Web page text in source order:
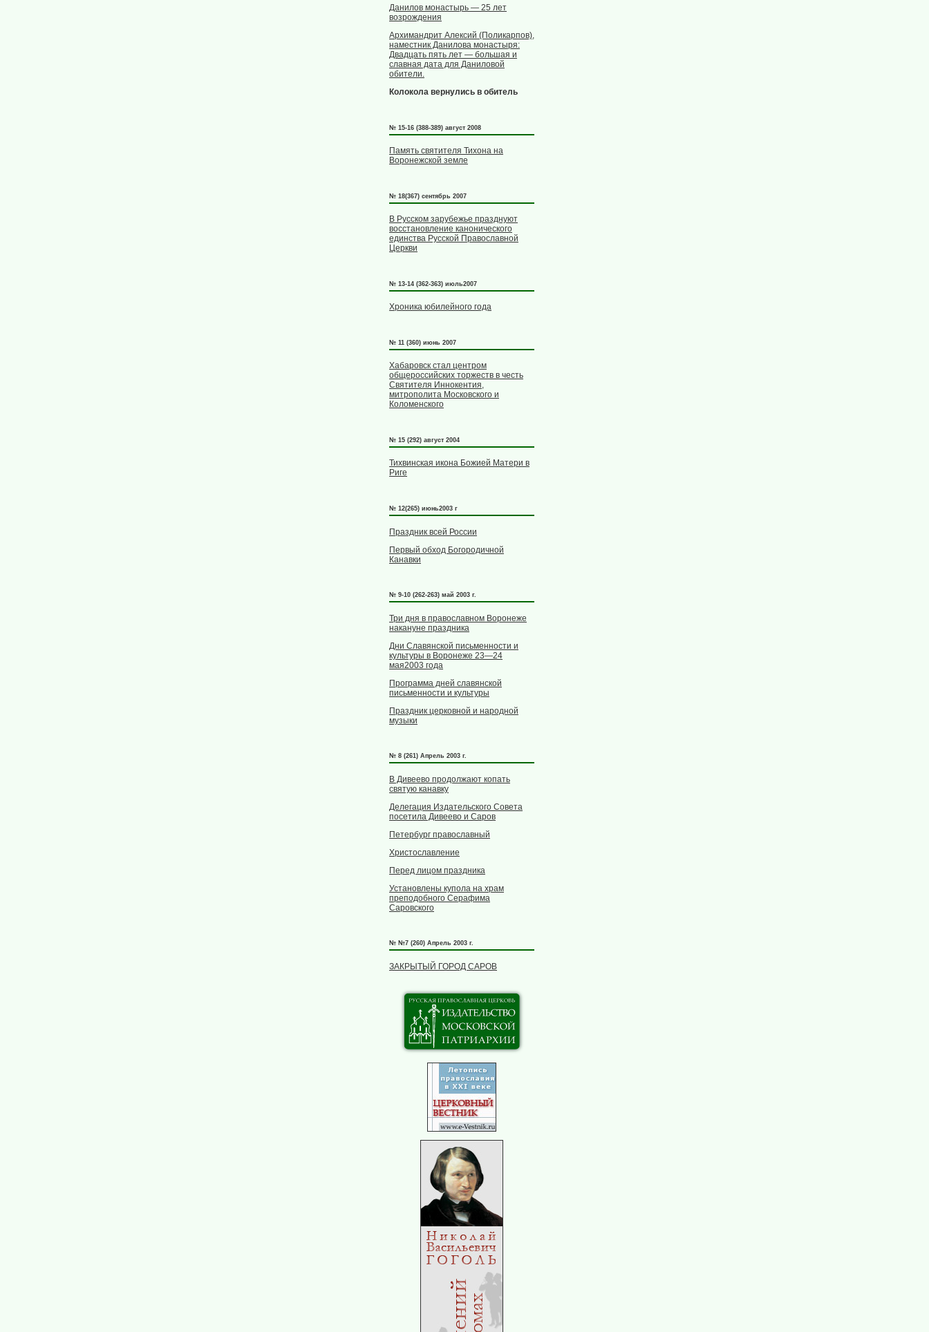
Данилов монастырь — 25 лет
возрождения
Архимандрит Алексий (Поликарпов),
наместник Данилова монастыря:
Двадцать пять лет — большая и
славная дата для Даниловой
обители.
Колокола вернулись в обитель
№ 15-16 (388-389) август 2008
Память святителя Тихона на
Воронежской земле
№ 18(367) сентябрь 2007
В Русском зарубежье празднуют
восстановление канонического
единства Русской Православной
Церкви
№ 13-14 (362-363) июль2007
Хроника юбилейного года
№ 11 (360) июнь 2007
Хабаровск стал центром
общероссийских торжеств в честь
Святителя Иннокентия,
митрополита Московского и
Коломенского
№ 15 (292) август 2004
Тихвинская икона Божией Матери в
Риге
№ 12(265) июнь2003 г
Праздник всей России
Первый обход Богородичной
Канавки
№ 9-10 (262-263) май 2003 г.
Три дня в православном Воронеже
накануне праздника
Дни Славянской письменности и
культуры в Воронеже 23—24
мая2003 года
Программа дней славянской
письменности и культуры
Праздник церковной и народной
музыки
№ 8 (261) Апрель 2003 г.
В Дивеево продолжают копать
святую канавку
Делегация Издательского Совета
посетила Дивеево и Саров
Петербург православный
Христославление
Перед лицом праздника
Установлены купола на храм
преподобного Серафима
Саровского
№ №7 (260) Апрель 2003 г.
ЗАКРЫТЫЙ ГОРОД САРОВ